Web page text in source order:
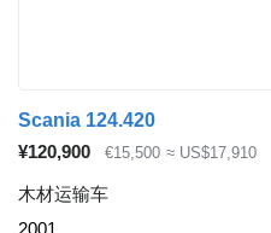
Scania 124.420
¥120,900
€15,500 ≈ US$17,910
木材运输车
2001